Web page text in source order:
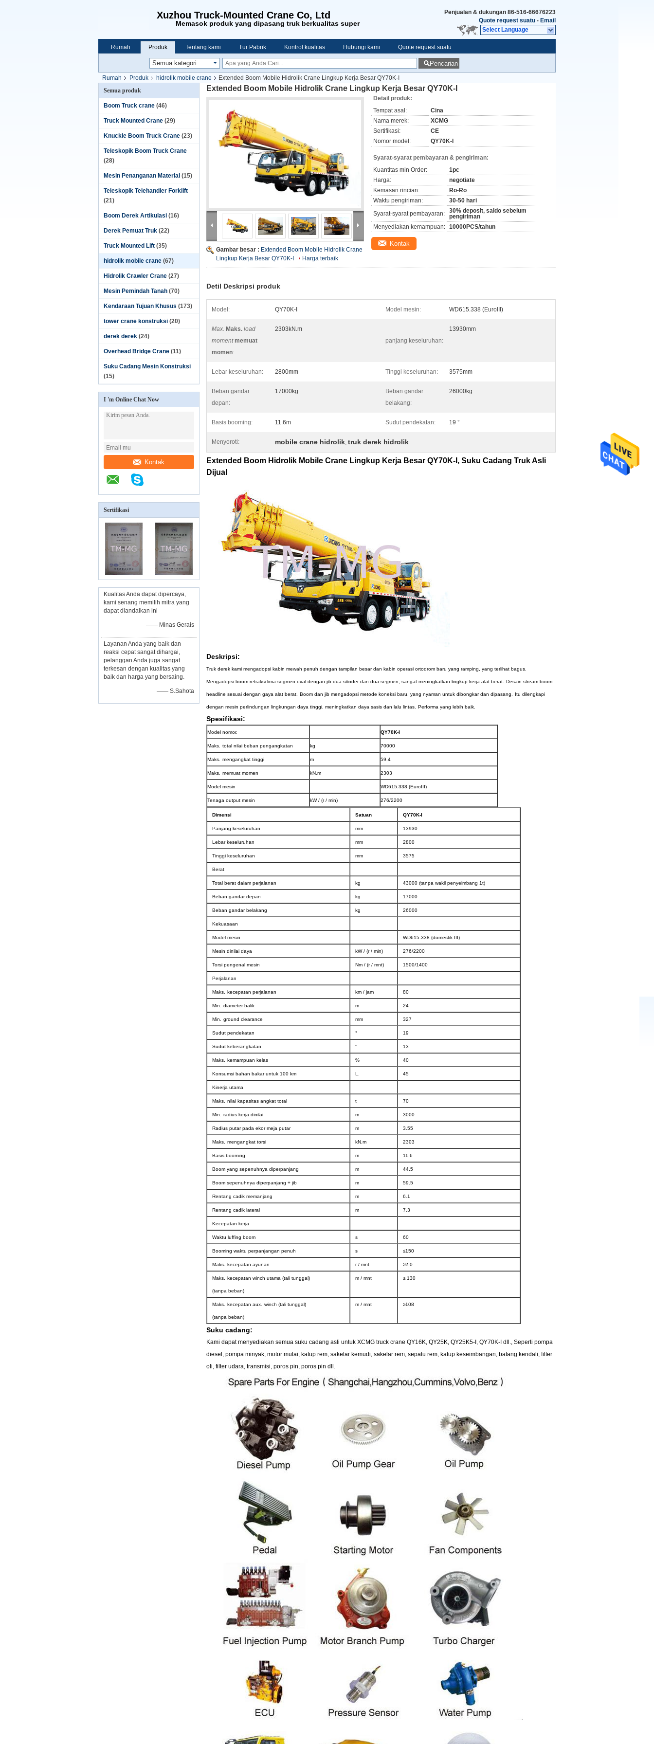
Xuzhou Truck-Mounted Crane Co, Ltd
Memasok produk yang dipasang truk berkualitas super
Penjualan & dukungan 86-516-66676223
Quote request suatu - Email
Select Language
Rumah Produk Tentang kami Tur Pabrik Kontrol kualitas Hubungi kami Quote request suatu
Pencarian
Rumah Produk hidrolik mobile crane
Extended Boom Mobile Hidrolik Crane Lingkup Kerja Besar QY70K-I
Semua produk
Boom Truck crane (46)
Truck Mounted Crane (29)
Knuckle Boom Truck Crane (23)
Teleskopik Boom Truck Crane
(28)
Mesin Penanganan Material (15)
Teleskopik Telehandler Forklift
(21)
Boom Derek Artikulasi (16)
Derek Pemuat Truk (22)
Truck Mounted Lift (35)
hidrolik mobile crane (67)
Hidrolik Crawler Crane (27)
Mesin Pemindah Tanah (70)
Kendaraan Tujuan Khusus (173)
tower crane konstruksi (20)
derek derek (24)
Overhead Bridge Crane (11)
Suku Cadang Mesin Konstruksi
(15)
I 'm Online Chat Now
Kontak
Sertifikasi
Kualitas Anda dapat dipercaya,
kami senang memilih mitra yang
dapat diandalkan ini
—— Minas Gerais
Layanan Anda yang baik dan
reaksi cepat sangat dihargai,
pelanggan Anda juga sangat
terkesan dengan kualitas yang
baik dan harga yang bersaing.
—— S.Sahota
Extended Boom Mobile Hidrolik Crane Lingkup Kerja Besar QY70K-I
Gambar besar : Extended Boom Mobile Hidrolik Crane
Lingkup Kerja Besar QY70K-I
Harga terbaik
Detail produk:
Tempat asal:
Cina
Nama merek:
XCMG
Sertifikasi:
CE
Nomor model:
QY70K-I
Syarat-syarat pembayaran & pengiriman:
Kuantitas min Order:
1pc
Harga:
negotiate
Kemasan rincian:
Ro-Ro
Waktu pengiriman:
30-50 hari
Syarat-syarat pembayaran:
30% deposit, saldo sebelum
pengiriman
Menyediakan kemampuan: 10000PCS/tahun
Kontak
Detil Deskripsi produk
Model: QY70K-I Model mesin: WD615.338 (EuroIII)
Max. Maks. load
moment memuat
momen:
2303kN.m
panjang keseluruhan:
13930mm
Lebar keseluruhan: 2800mm Tinggi keseluruhan: 3575mm
Beban gandar
depan:
17000kg
Beban gandar
belakang:
26000kg
Basis booming: 11.6m Sudut pendekatan: 19 °
Menyoroti: mobile crane hidrolik, truk derek hidrolik
Extended Boom Hidrolik Mobile Crane Lingkup Kerja Besar QY70K-I, Suku Cadang Truk Asli
Dijual
Deskripsi:
Truk derek kami mengadopsi kabin mewah penuh dengan tampilan besar dan kabin operasi ortodrom baru yang ramping, yang terlihat bagus.
Mengadopsi boom retraksi lima-segmen oval dengan jib dua-silinder dan dua-segmen, sangat meningkatkan lingkup kerja alat berat. Desain stream boom
headline sesuai dengan gaya alat berat. Boom dan jib mengadopsi metode koneksi baru, yang nyaman untuk dibongkar dan dipasang. Itu dilengkapi
dengan mesin perlindungan lingkungan daya tinggi, meningkatkan daya sasis dan lalu lintas. Performa yang lebih baik.
Spesifikasi:
Model nomor. QY70K-I
Maks. total nilai beban pengangkatan kg 70000
Maks. mengangkat tinggi m 59.4
Maks. memuat momen kN.m 2303
Model mesin WD615.338 (EuroIII)
Tenaga output mesin kW / (r / min) 276/2200
Dimensi Satuan QY70K-I
Panjang keseluruhan mm 13930
Lebar keseluruhan mm 2800
Tinggi keseluruhan mm 3575
Berat
Total berat dalam perjalanan kg 43000 (tanpa wakil penyeimbang 1t)
Beban gandar depan kg 17000
Beban gandar belakang kg 26000
Kekuasaan
Model mesin WD615.338 (domestik III)
Mesin dinilai daya kW / (r / min) 276/2200
Torsi pengenal mesin Nm / (r / mnt) 1500/1400
Perjalanan
Maks. kecepatan perjalanan km / jam 80
Min. diameter balik m 24
Min. ground clearance mm 327
Sudut pendekatan ° 19
Sudut keberangkatan ° 13
Maks. kemampuan kelas % 40
Konsumsi bahan bakar untuk 100 km L. 45
Kinerja utama
Maks. nilai kapasitas angkat total t 70
Min. radius kerja dinilai m 3000
Radius putar pada ekor meja putar m 3.55
Maks. mengangkat torsi kN.m 2303
Basis booming m 11.6
Boom yang sepenuhnya diperpanjang m 44.5
Boom sepenuhnya diperpanjang + jib m 59.5
Rentang cadik memanjang m 6.1
Rentang cadik lateral m 7.3
Kecepatan kerja
Waktu luffing boom s 60
Booming waktu perpanjangan penuh s ≤150
Maks. kecepatan ayunan r / mnt ≥2.0
Maks. kecepatan winch utama (tali tunggal)
(tanpa beban)
m / mnt ≥ 130
Maks. kecepatan aux. winch (tali tunggal)
(tanpa beban)
m / mnt ≥108
Suku cadang:
Kami dapat menyediakan semua suku cadang asli untuk XCMG truck crane QY16K, QY25K, QY25K5-I, QY70K-I dll., Seperti pompa
diesel, pompa minyak, motor mulai, katup rem, sakelar kemudi, sakelar rem, sepatu rem, katup keseimbangan, batang kendali, filter
oli, filter udara, transmisi, poros pin, poros pin dll.